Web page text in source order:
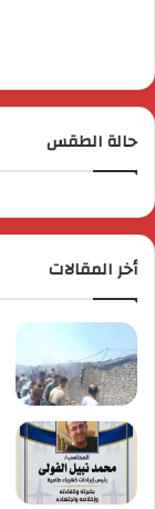
حالة الطقس
أخر المقالات